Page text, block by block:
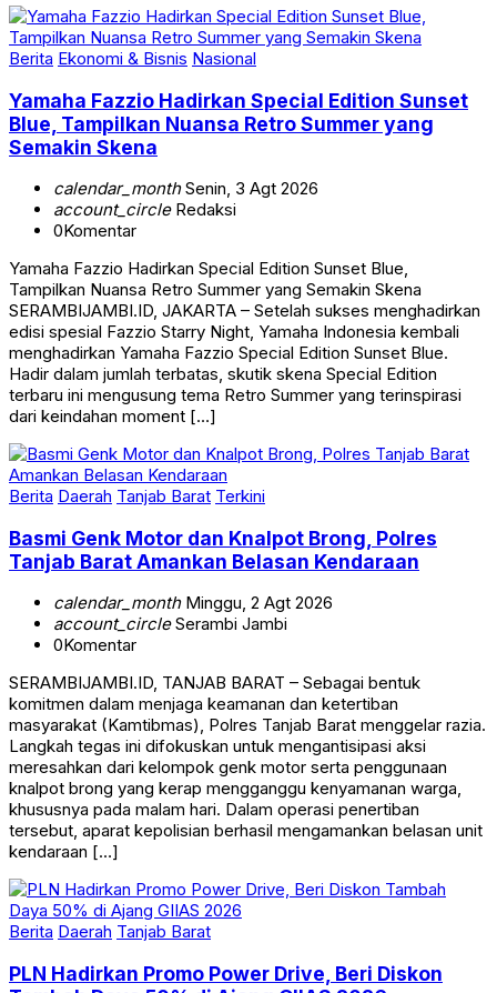
Berita Ekonomi & Bisnis Nasional
Blue, Tampilkan Nuansa Retro Summer yang
Semakin Skena
account_circleRedaksi
0Komentar
Tampilkan Nuansa Retro Summer yang Semakin Skena
SERAMBIJAMBI.ID, JAKARTA – Setelah sukses menghadirkan
edisi spesial Fazzio Starry Night, Yamaha Indonesia kembali
menghadirkan Yamaha Fazzio Special Edition Sunset Blue.
Hadir dalam jumlah terbatas, skutik skena Special Edition
terbaru ini mengusung tema Retro Summer yang terinspirasi
dari keindahan moment […]
Berita Daerah Tanjab Barat Terkini
Tanjab Barat Amankan Belasan Kendaraan
account_circleSerambi Jambi
0Komentar
komitmen dalam menjaga keamanan dan ketertiban
masyarakat (Kamtibmas), Polres Tanjab Barat menggelar razia.
Langkah tegas ini difokuskan untuk mengantisipasi aksi
meresahkan dari kelompok genk motor serta penggunaan
knalpot brong yang kerap mengganggu kenyamanan warga,
khususnya pada malam hari. Dalam operasi penertiban
tersebut, aparat kepolisian berhasil mengamankan belasan unit
kendaraan […]
Berita Daerah Tanjab Barat
Tambah Daya 50% di Ajang GIIAS 2026